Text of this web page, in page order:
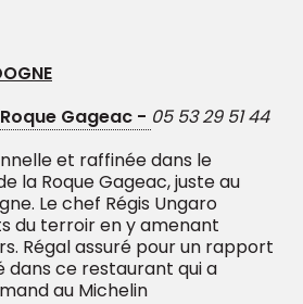
Gageac - 05 53 29 51 44
et raffinée dans le
la Roque Gageac, juste au
Le chef Régis Ungaro
du terroir en y amenant
Régal assuré pour un rapport
dans ce restaurant qui a
au Michelin